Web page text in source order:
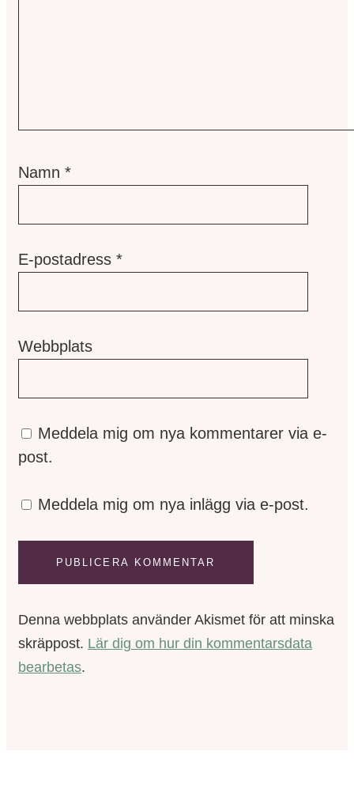
Namn *
E-postadress *
Webbplats
Meddela mig om nya kommentarer via e-
post.
Meddela mig om nya inlägg via e-post.
Denna webbplats använder Akismet för att minska
skräppost. Lär dig om hur din kommentarsdata
bearbetas.